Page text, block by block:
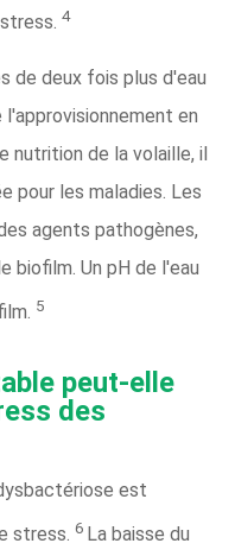
4
de deux fois plus d'eau
l'approvisionnement en
nutrition de la volaille, il
pour les maladies. Les
agents pathogènes,
biofilm. Un pH de l'eau
5
peut-elle
des
est
stress. 6 La baisse du